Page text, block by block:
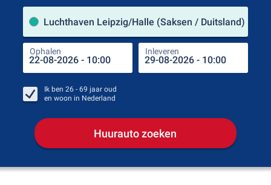
Luchthaven Leipzig/Halle (Saksen / Duitsland)
Ophalen Inleveren
Ik ben 26 - 69 jaar oud
en woon in Nederland
Huurauto zoeken